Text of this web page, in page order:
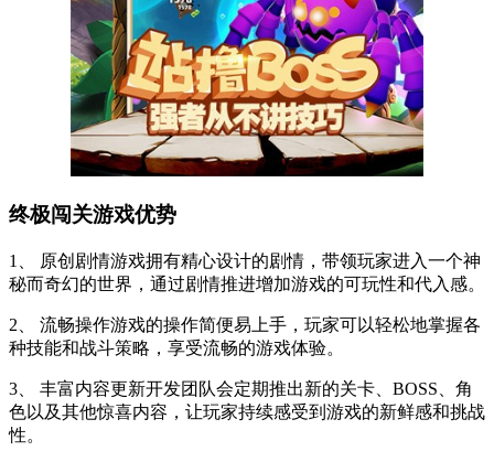
终极闯关游戏优势
1、 原创剧情游戏拥有精心设计的剧情，带领玩家进入一个神
秘而奇幻的世界，通过剧情推进增加游戏的可玩性和代入感。
2、 流畅操作游戏的操作简便易上手，玩家可以轻松地掌握各
种技能和战斗策略，享受流畅的游戏体验。
3、 丰富内容更新开发团队会定期推出新的关卡、BOSS、角
色以及其他惊喜内容，让玩家持续感受到游戏的新鲜感和挑战
性。